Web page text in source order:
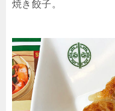
焼き餃子。